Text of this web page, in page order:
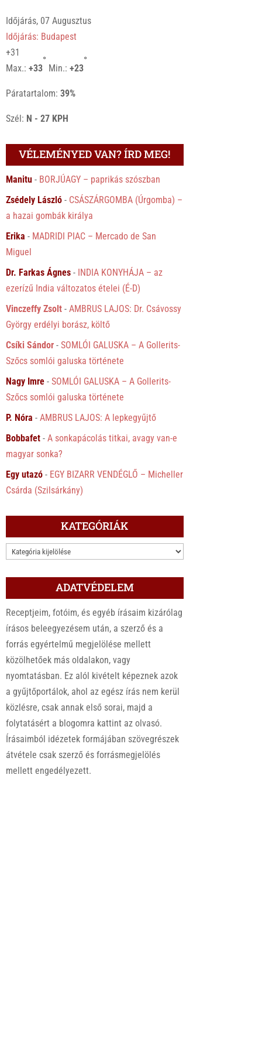
Időjárás, 07 Augusztus
Időjárás: Budapest
+31
Max.:+33
°
Min.:+23
°
Páratartalom:39%
Szél: N - 27 KPH
VÉLEMÉNYED VAN? ÍRD MEG!
Manitu - BORJÚAGY – paprikás szószban
Zsédely László - CSÁSZÁRGOMBA (Úrgomba) –
a hazai gombák királya
Erika - MADRIDI PIAC – Mercado de San
Miguel
Dr. Farkas Ágnes - INDIA KONYHÁJA – az
ezerízű India változatos ételei (É-D)
Vinczeffy Zsolt -AMBRUS LAJOS: Dr. Csávossy
György erdélyi borász, költő
Csíki Sándor -SOMLÓI GALUSKA – A Gollerits-
Szőcs somlói galuska története
Nagy Imre -SOMLÓI GALUSKA – A Gollerits-
Szőcs somlói galuska története
P. Nóra -AMBRUS LAJOS: A lepkegyűjtő
Bobbafet -A sonkapácolás titkai, avagy van-e
magyar sonka?
Egy utazó - EGY BIZARR VENDÉGLŐ – Micheller
Csárda (Szilsárkány)
KATEGÓRIÁK
KATEGÓRIÁK
ADATVÉDELEM
Receptjeim, fotóim, és egyéb írásaim kizárólag
írásos beleegyezésem után, a szerző és a
forrás egyértelmű megjelölése mellett
közölhetőek más oldalakon, vagy
nyomtatásban. Ez alól kivételt képeznek azok
a gyűjtőportálok, ahol az egész írás nem kerül
közlésre, csak annak első sorai, majd a
folytatásért a blogomra kattint az olvasó.
Írásaimból idézetek formájában szövegrészek
átvétele csak szerző és forrásmegjelölés
mellett engedélyezett.